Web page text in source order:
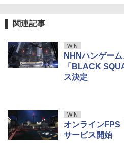
関連記事
WIN
NHNハンゲー
「BLACK
ス決定
WIN
オンライン
サービス開始